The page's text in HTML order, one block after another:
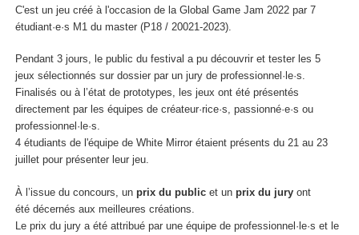
C'est un jeu créé à l'occasion de la Global Game Jam 2022 par 7
étudiant·e·s M1 du master (P18 / 20021-2023).
Pendant 3 jours, le public du festival a pu découvrir et tester les 5
jeux sélectionnés sur dossier par un jury de professionnel·le·s.
Finalisés ou à l’état de prototypes, les jeux ont été présentés
directement par les équipes de créateur·rice·s, passionné·e·s ou
professionnel·le·s.
4 étudiants de l'équipe de White Mirror étaient présents du 21 au 23
juillet pour présenter leur jeu.
À l’issue du concours, un prix du public et un prix du jury ont
été décernés aux meilleures créations.
Le prix du jury a été attribué par une équipe de professionnel·le·s et le